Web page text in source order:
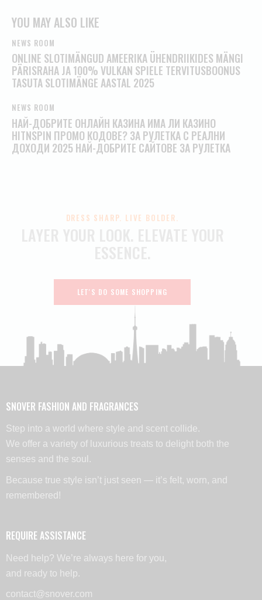
YOU MAY ALSO LIKE
NEWS ROOM
ONLINE SLOTIMÄNGUD AMEERIKA ÜHENDRIIKIDES MÄNGI
PÄRISRAHA JA 100% VULKAN SPIELE TERVITUSBOONUS
TASUTA SLOTIMÄNGE AASTAL 2025
NEWS ROOM
НАЙ-ДОБРИТЕ ОНЛАЙН КАЗИНА ИМА ЛИ КАЗИНО
HITNSPIN ПРОМО КОДОВЕ? ЗА РУЛЕТКА С РЕАЛНИ
ДОХОДИ 2025 НАЙ-ДОБРИТЕ САЙТОВЕ ЗА РУЛЕТКА
DRESS SHARP. LIVE BOLDER.
LET'S DO SOME SHOPPING
SNOVER FASHION AND FRAGRANCES
Step into a world where style and scent collide.
We offer a variety of luxurious treats to delight both the
senses and the soul.
Because true style isn’t just seen — it’s felt, worn, and
remembered!
REQUIRE ASSISTANCE
Need help? We’re always here for you,
and ready to help.
contact@snover.com